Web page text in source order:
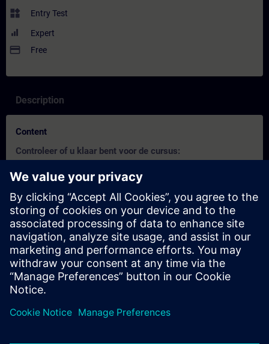
widgets Entry Test
Expert
payment Free
Description
Content
Controleer of u klaar bent voor de cursus:
Deze test helpt u om erachter te komen of u over de vereiste
basiskennis beschikt.
De test heeft22 vragen.
Er is
geen tijdslimiet
Als umeer dan 70% correctantwoordt, bent u klaar om
aan de cursus deel te nemen.
Als uminder dan 70%scoort, raden wij u aan de cursus
SIMATIC S7 TIA Portal Programmeren 1 met SCL
SCL1) te volgen om uw basis op te bouwen.